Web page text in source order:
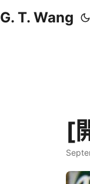
G. T. Wang
[